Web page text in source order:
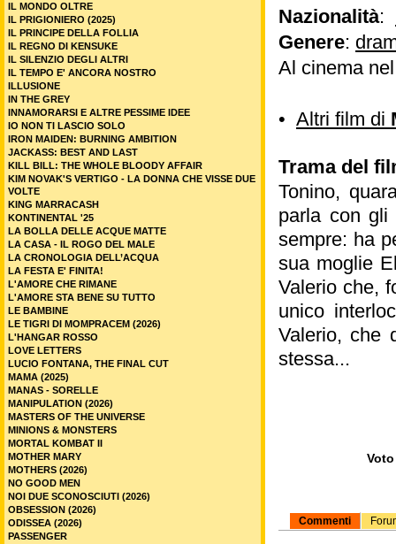
Nazionalità:
Genere:
Al cinema
• Altri film di
Trama del
Tonino,
parla con gli
sempre: ha
sua moglie
Valerio che,
unico
Valerio, che
stessa...
Commenti
IL MONDO OLTRE
IL PRIGIONIERO (2025)
IL PRINCIPE DELLA FOLLIA
IL REGNO DI KENSUKE
IL SILENZIO DEGLI ALTRI
IL TEMPO E' ANCORA NOSTRO
ILLUSIONE
IN THE GREY
INNAMORARSI E ALTRE PESSIME IDEE
IO NON TI LASCIO SOLO
IRON MAIDEN: BURNING AMBITION
JACKASS: BEST AND LAST
KILL BILL: THE WHOLE BLOODY AFFAIR
KIM NOVAK'S VERTIGO - LA DONNA CHE VISSE DUE
VOLTE
KING MARRACASH
KONTINENTAL '25
LA BOLLA DELLE ACQUE MATTE
LA CASA - IL ROGO DEL MALE
LA CRONOLOGIA DELL’ACQUA
LA FESTA E' FINITA!
L'AMORE CHE RIMANE
L'AMORE STA BENE SU TUTTO
LE BAMBINE
LE TIGRI DI MOMPRACEM (2026)
L'HANGAR ROSSO
LOVE LETTERS
LUCIO FONTANA, THE FINAL CUT
MAMA (2025)
MANAS - SORELLE
MANIPULATION (2026)
MASTERS OF THE UNIVERSE
MINIONS & MONSTERS
MORTAL KOMBAT II
MOTHER MARY
MOTHERS (2026)
NO GOOD MEN
NOI DUE SCONOSCIUTI (2026)
OBSESSION (2026)
ODISSEA (2026)
PASSENGER